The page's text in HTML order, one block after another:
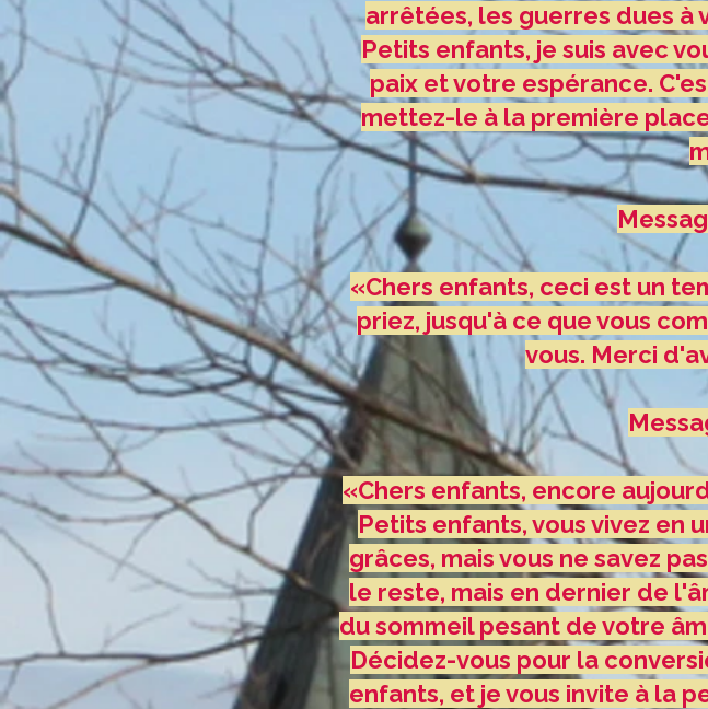
arrêtées, les guerres dues à
Petits enfants, je suis avec
paix et votre espérance.
mettez-le à la première
«Chers enfants, ceci est un
priez, jusqu'à ce que vous
vous. Merci
«Chers enfants, encore
Petits enfants, vous vivez en
grâces, mais vous ne savez
le reste, mais en dernier de
du sommeil pesant de votre
Décidez-vous pour la
enfants, et je vous invite à la